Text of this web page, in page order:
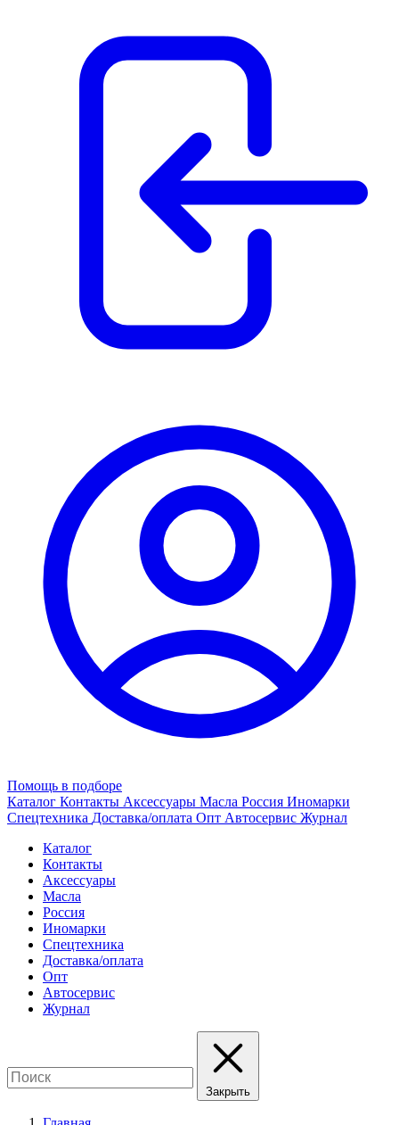
Помощь в подборе
Каталог Контакты Аксессуары Масла Россия Иномарки
Спецтехника Доставка/оплата Опт Автосервис Журнал
Каталог
Контакты
Аксессуары
Масла
Россия
Иномарки
Спецтехника
Доставка/оплата
Опт
Автосервис
Журнал
Закрыть